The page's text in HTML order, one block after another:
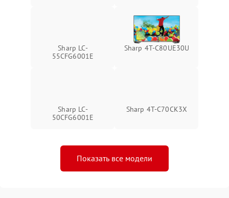
Sharp LC-
55CFG6001E
Sharp 4T-C80UE30U
Sharp LC-
50CFG6001E
Sharp 4T-C70CK3X
Показать все модели